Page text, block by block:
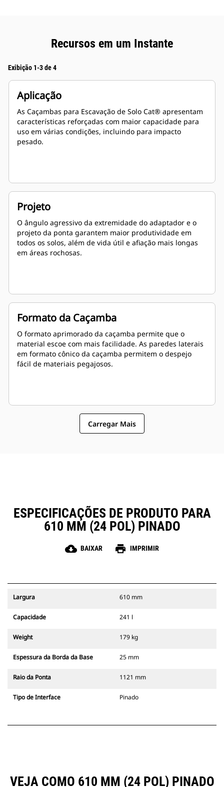
Recursos em um Instante
Exibição 1-3 de 4
Aplicação
As Caçambas para Escavação de Solo Cat® apresentam
características reforçadas com maior capacidade para
uso em várias condições, incluindo para impacto
pesado.
Projeto
O ângulo agressivo da extremidade do adaptador e o
projeto da ponta garantem maior produtividade em
todos os solos, além de vida útil e afiação mais longas
em áreas rochosas.
Formato da Caçamba
O formato aprimorado da caçamba permite que o
material escoe com mais facilidade. As paredes laterais
em formato cônico da caçamba permitem o despejo
fácil de materiais pegajosos.
Carregar Mais
ESPECIFICAÇÕES DE PRODUTO PARA
610 MM (24 POL) PINADO
cloud_download BAIXAR print IMPRIMIR
Largura 610 mm
Capacidade 241 l
Weight 179 kg
Espessura da Borda da Base 25 mm
Raio da Ponta 1121 mm
Tipo de Interface Pinado
VEJA COMO 610 MM (24 POL) PINADO